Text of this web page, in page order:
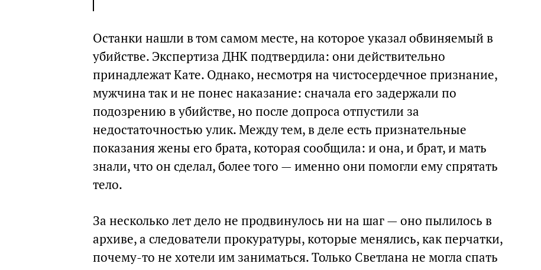
Останки нашли в том самом месте, на которое указал обвиняемый в
убийстве. Экспертиза ДНК подтвердила: они действительно
принадлежат Кате. Однако, несмотря на чистосердечное признание,
мужчина так и не понес наказание: сначала его задержали по
подозрению в убийстве, но после допроса отпустили за
недостаточностью улик. Между тем, в деле есть признательные
показания жены его брата, которая сообщила: и она, и брат, и мать
знали, что он сделал, более того — именно они помогли ему спрятать
тело.
За несколько лет дело не продвинулось ни на шаг — оно пылилось в
архиве, а следователи прокуратуры, которые менялись, как перчатки,
почему-то не хотели им заниматься. Только Светлана не могла спать